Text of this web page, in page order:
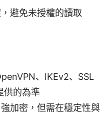
避免未授權的讀取
、IKEv2、SSL
供的為準
加密，但需在穩定性與